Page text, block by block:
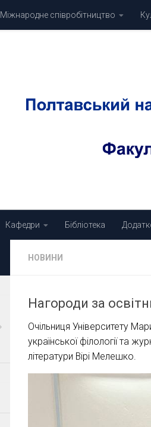
Міжнародне співробітництво
Кафедри Бібліотека
НОВИНИ
Нагороди за
Очільниця Університету
української філології та
літератури Вірі Мелешко.